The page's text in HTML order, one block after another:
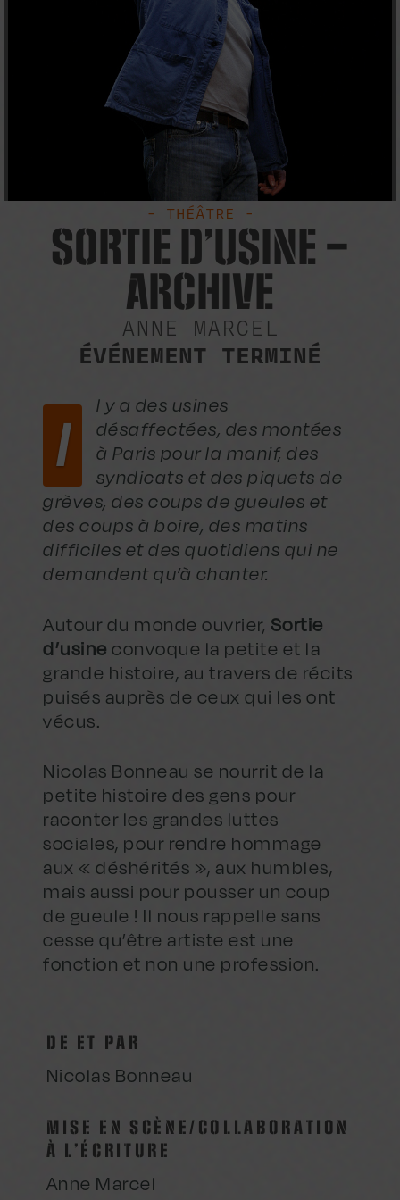
- THÉÂTRE -
SORTIE D’USINE –
ARCHIVE
ANNE MARCEL
ÉVÉNEMENT TERMINÉ
I
l y a des usines
désaffectées, des montées
à Paris pour la manif, des
syndicats et des piquets de
grèves, des coups de gueules et
des coups à boire, des matins
difficiles et des quotidiens qui ne
demandent qu’à chanter.
Autour du monde ouvrier, Sortie
d’usine convoque la petite et la
grande histoire, au travers de récits
puisés auprès de ceux qui les ont
vécus.
Nicolas Bonneau se nourrit de la
petite histoire des gens pour
raconter les grandes luttes
sociales, pour rendre hommage
aux « déshérités », aux humbles,
mais aussi pour pousser un coup
de gueule ! Il nous rappelle sans
cesse qu’être artiste est une
fonction et non une profession.
DE ET PAR
Nicolas Bonneau
MISE EN SCÈNE/COLLABORATION
À L’ÉCRITURE
Anne Marcel